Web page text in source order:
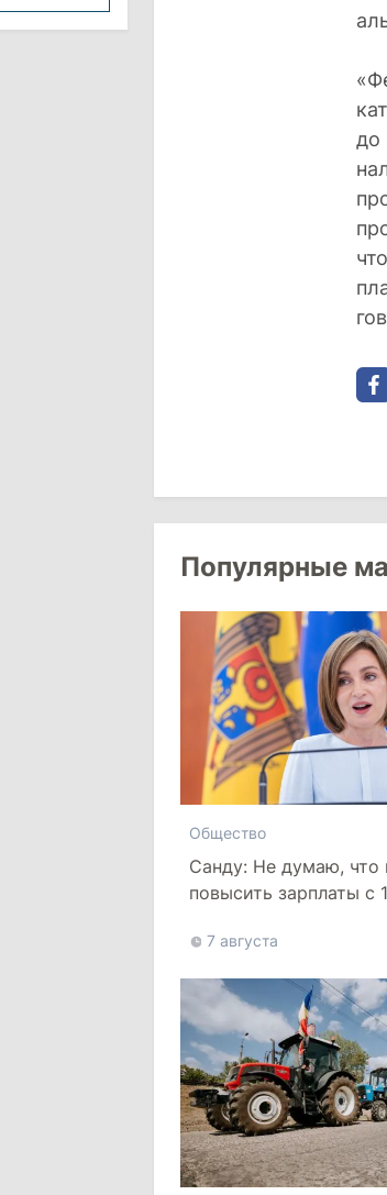
главы
до
Популярные
Общество
Санду: Не думаю, что
повысить зарплаты с
7 августа